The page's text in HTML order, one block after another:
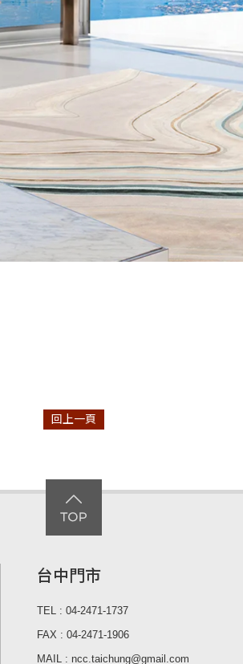
回上一頁
台中門市
TEL : 04-2471-1737
FAX : 04-2471-1906
MAIL : ncc.taichung@gmail.com